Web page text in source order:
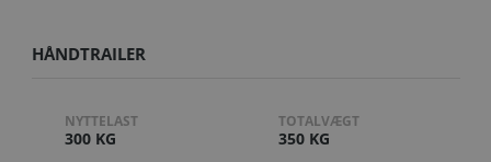
HÅNDTRAILER
NYTTELAST
300 KG
TOTALVÆGT
350 KG